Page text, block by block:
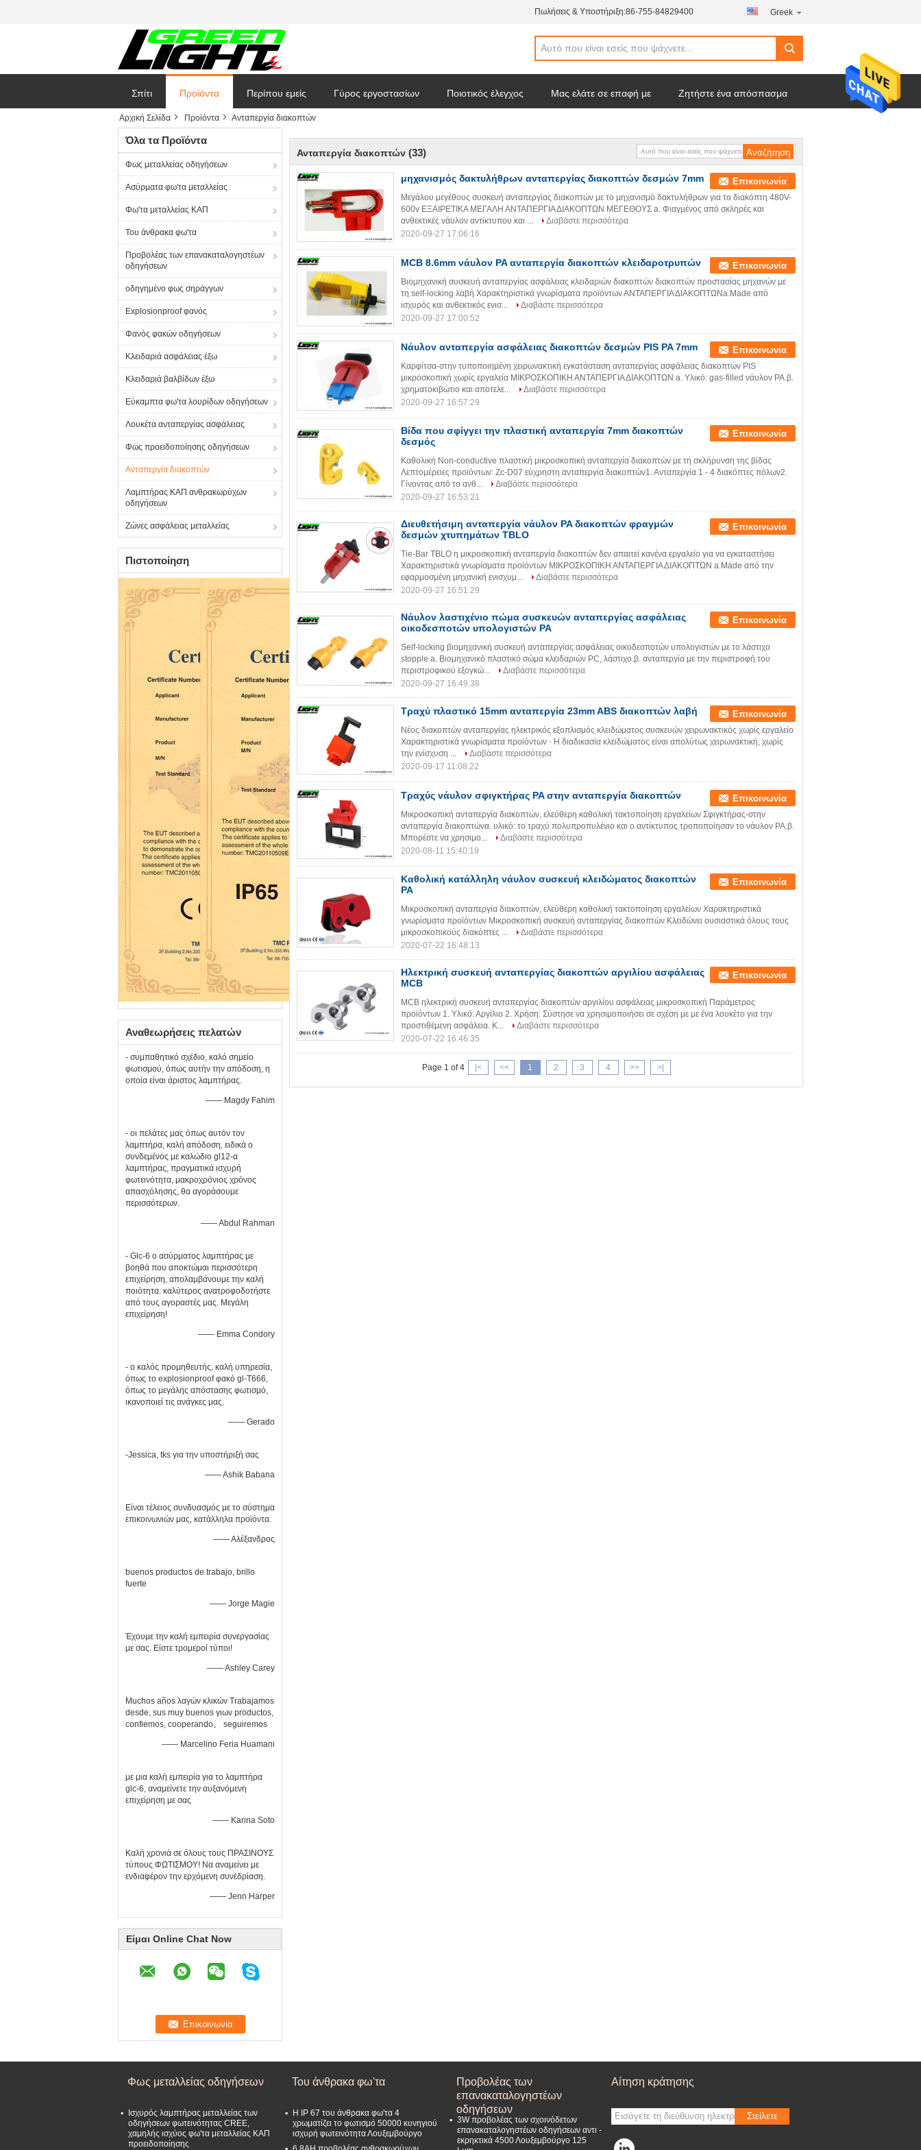
Πωλήσεις & Υποστήριξη:86-755-84829400 Greek
Σπίτι Προϊόντα Περίπου εμείς Γύρος εργοστασίων Ποιοτικός έλεγχος Μας ελάτε σε επαφή με Ζητήστε ένα απόσπασμα
Αρχική Σελίδα Προϊόντα Ανταπεργία διακοπτών
Όλα τα Προϊόντα
Φως μεταλλείας οδηγήσεων
Ασύρματα φω'τα μεταλλείας
Φω'τα μεταλλείας ΚΑΠ
Του άνθρακα φω'τα
Προβολέας των επανακαταλογηστέων
οδηγήσεων
οδηγημένο φως σηράγγων
Explosionproof φανός
Φανός φακών οδηγήσεων
Κλειδαριά ασφάλειας έξω
Κλειδαριά βαλβίδων έξω
Εύκαμπτα φω'τα λουρίδων οδηγήσεων
Λουκέτα ανταπεργίας ασφάλειας
Φως προειδοποίησης οδηγήσεων
Ανταπεργία διακοπτών
Λαμπτήρας ΚΑΠ ανθρακωρύχων
οδηγήσεων
Ζώνες ασφάλειας μεταλλείας
Πιστοποίηση
Αναθεωρήσεις πελατών
- συμπαθητικό σχέδιο, καλό σημείο
φωτισμού, όπως αυτήν την απόδοση, η
οποία είναι άριστος λαμπτήρας.
—— Magdy Fahim
- οι πελάτες μας όπως αυτόν τον
λαμπτήρα, καλή απόδοση, ειδικά ο
συνδεμένος με καλώδιο gl12-α
λαμπτήρας, πραγματικά ισχυρή
φωτεινότητα, μακροχρόνιος χρόνος
απασχόλησης, θα αγοράσουμε
περισσότερων.
—— Abdul Rahman
- Glc-6 ο ασύρματος λαμπτήρας με
βοηθά που αποκτώμαι περισσότερη
επιχείρηση, απολαμβάνουμε την καλή
ποιότητα. καλύτερος ανατροφοδοτήστε
από τους αγοραστές μας. Μεγάλη
επιχείρηση!
—— Emma Condory
- ο καλός προμηθευτής, καλή υπηρεσία,
όπως το explosionproof φακό gl-T666,
όπως το μεγάλης απόστασης φωτισμό,
ικανοποιεί τις ανάγκες μας.
—— Gerado
-Jessica, tks για την υποστήριξή σας
—— Ashik Babana
Είναι τέλειος συνδυασμός με το σύστημα
επικοινωνιών μας, κατάλληλα προϊόντα.
—— Αλέξανδρος
buenos productos de trabajo, brillo
fuerte
—— Jorge Magie
Έχουμε την καλή εμπειρία συνεργασίας
με σας. Είστε τρομεροί τύποι!
—— Ashley Carey
Muchos años λαγών κλικών Trabajamos
desde, sus muy buenos γιων productos,
confiemos, cooperando。 seguiremos
—— Marcelino Feria Huamani
με μια καλή εμπειρία για το λαμπτήρα
glc-6, αναμείνετε την αυξανόμενη
επιχείρηση με σας
—— Karina Soto
Καλή χρονιά σε όλους τους ΠΡΑΣΙΝΟΥΣ
τύπους ΦΩΤΙΣΜΟΥ! Να αναμείνει με
ενδιαφέρον την ερχόμενη συνεδρίαση.
—— Jenn Harper
Είμαι Online Chat Now
Ανταπεργία διακοπτών (33)
μηχανισμός δακτυλήθρων ανταπεργίας διακοπτών δεσμών 7mm Επικοινωνία
Μεγάλου μεγέθους συσκευή ανταπεργίας διακοπτών με το μηχανισμό δακτυλήθρων για το διακόπτη 480V-
600v ΕΞΑΙΡΕΤΙΚΑ ΜΕΓΑΛΗ ΑΝΤΑΠΕΡΓΙΑ ΔΙΑΚΟΠΤΩΝ ΜΕΓΕΘΟΥΣ a. Φιαγμένος από σκληρές και
ανθεκτικές νάυλον αντίκτυπου και ...
Διαβάστε περισσότερα
2020-09-27 17:06:16
MCB 8.6mm νάυλον PA ανταπεργία διακοπτών κλειδαροτρυπών Επικοινωνία
Βιομηχανική συσκευή ανταπεργίας ασφάλειας κλειδαριών διακοπτών διακοπτών προστασίας μηχανών με
τη self-locking λαβή Χαρακτηριστικά γνωρίσματα προϊόντων ΑΝΤΑΠΕΡΓΙΑ ΔΙΑΚΟΠΤΩΝa.Made από
ισχυρός και ανθεκτικός ενισ...
Διαβάστε περισσότερα
2020-09-27 17:00:52
Νάυλον ανταπεργία ασφάλειας διακοπτών δεσμών PIS PA 7mm Επικοινωνία
Καρφίτσα-στην τυποποιημένη χειρωνακτική εγκατάσταση ανταπεργίας ασφάλειας διακοπτών PIS
μικροσκοπική χωρίς εργαλεία ΜΙΚΡΟΣΚΟΠΙΚΗ ΑΝΤΑΠΕΡΓΙΑ ΔΙΑΚΟΠΤΩΝ a. Υλικό: gas-filled νάυλον PA.β.
χρηματοκιβώτιο και αποτελε...
Διαβάστε περισσότερα
2020-09-27 16:57:29
Βίδα που σφίγγει την πλαστική ανταπεργία 7mm διακοπτών
δεσμός
Επικοινωνία
Καθολική Non-conductive πλαστική μικροσκοπική ανταπεργία διακοπτών με τη σκλήρυνση της βίδας
Λεπτομέρειες προϊόντων: Zc-D07 εύχρηστη ανταπεργία διακοπτών1. Ανταπεργία 1 - 4 διακόπτες πόλων2.
Γίνοντας από το ανθ...
Διαβάστε περισσότερα
2020-09-27 16:53:21
Διευθετήσιμη ανταπεργία νάυλον PA διακοπτών φραγμών
δεσμών χτυπημάτων TBLO
Επικοινωνία
Tie-Bar TBLO η μικροσκοπική ανταπεργία διακοπτών δεν απαιτεί κανένα εργαλείο για να εγκαταστήσει
Χαρακτηριστικά γνωρίσματα προϊόντων ΜΙΚΡΟΣΚΟΠΙΚΗ ΑΝΤΑΠΕΡΓΙΑ ΔΙΑΚΟΠΤΩΝ a.Made από την
εφαρμοσμένη μηχανική ενισχυμ...
Διαβάστε περισσότερα
2020-09-27 16:51:29
Νάυλον λαστιχένιο πώμα συσκευών ανταπεργίας ασφάλειας
οικοδεσποτών υπολογιστών PA
Επικοινωνία
Self-locking βιομηχανική συσκευή ανταπεργίας ασφάλειας οικοδεσποτών υπολογιστών με το λάστιχο
stopple a. Βιομηχανικό πλαστικό σώμα κλειδαριών PC, λάστιχο.β. ανταπεργία με την περιστροφή του
περιστροφικού εξογκώ...
Διαβάστε περισσότερα
2020-09-27 16:49:38
Τραχύ πλαστικό 15mm ανταπεργία 23mm ABS διακοπτών λαβή Επικοινωνία
Νέος διακοπτών ανταπεργίας ηλεκτρικός εξοπλισμός κλειδώματος συσκευών χειρωνακτικός χωρίς εργαλείο
Χαρακτηριστικά γνωρίσματα προϊόντων · Η διαδικασία κλειδώματος είναι απολύτως χειρωνακτική, χωρίς
την ενίσχυση ...
Διαβάστε περισσότερα
2020-09-17 11:08:22
Τραχύς νάυλον σφιγκτήρας PA στην ανταπεργία διακοπτών Επικοινωνία
Μικροσκοπική ανταπεργία διακοπτών, ελεύθερη καθολική τακτοποίηση εργαλείων Σφιγκτήρας-στην
ανταπεργία διακοπτώνα. υλικό: το τραχύ πολυπροπυλένιο και ο αντίκτυπος τροποποίησαν το νάυλον PA.β.
Μπορέστε να χρησιμο...
Διαβάστε περισσότερα
2020-08-11 15:40:19
Καθολική κατάλληλη νάυλον συσκευή κλειδώματος διακοπτών
PA
Επικοινωνία
Μικροσκοπική ανταπεργία διακοπτών, ελεύθερη καθολική τακτοποίηση εργαλείων Χαρακτηριστικά
γνωρίσματα προϊόντων Μικροσκοπική συσκευή ανταπεργίας διακοπτών Κλειδώνει ουσιαστικά όλους τους
μικροσκοπικούς διακόπτες ...
Διαβάστε περισσότερα
2020-07-22 16:48:13
Ηλεκτρική συσκευή ανταπεργίας διακοπτών αργιλίου ασφάλειας
MCB
Επικοινωνία
MCB ηλεκτρική συσκευή ανταπεργίας διακοπτών αργιλίου ασφάλειας μικροσκοπική Παράμετρος
προϊόντων 1. Υλικό: Αργίλιο 2. Χρήση: Σύστησε να χρησιμοποιήσει σε σχέση με με ένα λουκέτο για την
προστιθέμενη ασφάλεια. Κ...
Διαβάστε περισσότερα
2020-07-22 16:46:35
Page 1 of 4 |< << 1 2 3 4 >> >|
Φως μεταλλείας οδηγήσεων
Ισχυρός λαμπτήρας μεταλλείας των
οδηγήσεων φωτεινότητας CREE,
χαμηλής ισχύος φω'τα μεταλλείας ΚΑΠ
προειδοποίησης
Του άνθρακα φω'τα
Η IP 67 του άνθρακα φω'τα 4
χρωματίζει το φωτισμό 50000 κυνηγιού
ισχυρή φωτεινότητα Λουξεμβούργο
Προβολέας των
επανακαταλογηστέων
οδηγήσεων
3W προβολέας των σχοινόδετων
επανακαταλογηστέων οδηγήσεων αντι -
εκρηκτικά 4500 Λουξεμβούργο 125
Αίτηση κράτησης
Στείλετε